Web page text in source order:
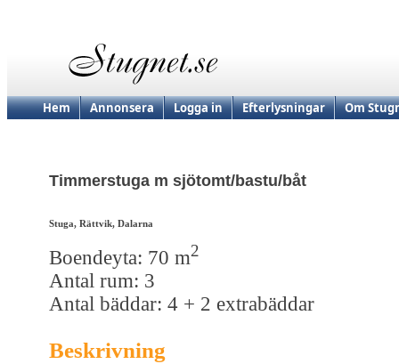
Hem Annonsera Logga in Efterlysningar Om
Timmerstuga m sjötomt/bastu/båt
Stuga, Rättvik, Dalarna
Boendeyta: 70 m2
Antal rum: 3
Antal bäddar: 4 + 2 extrabäddar
Beskrivning